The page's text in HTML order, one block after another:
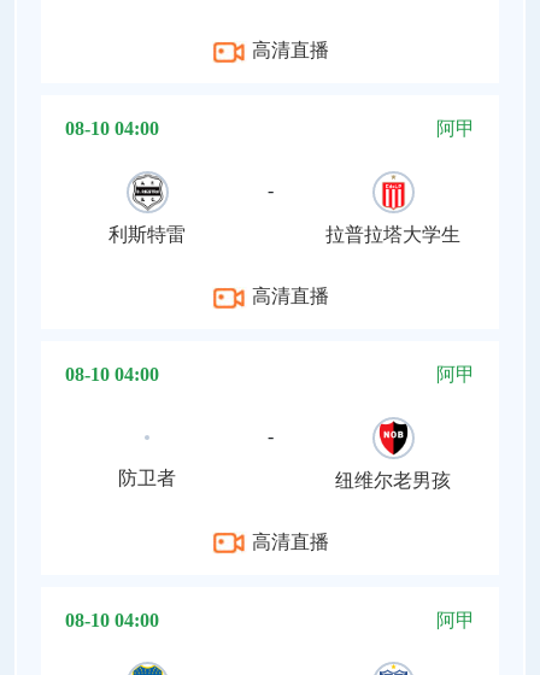
高清直播
08-10 04:00 阿甲
利斯特雷
-
拉普拉塔大学生
高清直播
08-10 04:00 阿甲
防卫者
-
纽维尔老男孩
高清直播
08-10 04:00 阿甲